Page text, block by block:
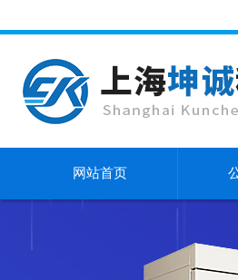
网站首页